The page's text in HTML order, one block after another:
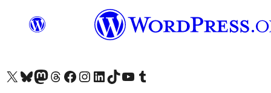
Visitez notre compte X (précédemment Twitter)
Visiter notre compte Bluesky
Visiter notre compte Mastodon
Visiter notre compte Threads
Consulter notre compte Facebook
Consulter notre compte Instagram
Consulter notre compte LinkedIn
Visiter notre compte TokTok
Visiter notre chaîne YouTube
Visiter notre compte Tumblr